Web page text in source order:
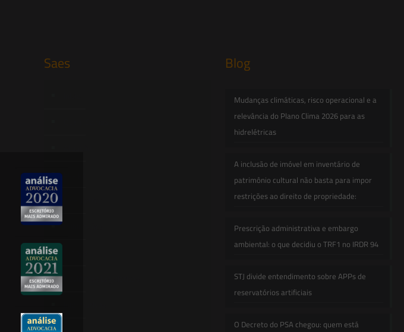
Saes Blog
Mudanças climáticas, risco operacional e a
relevância do Plano Clima 2026 para as
hidrelétricas
A inclusão de imóvel em inventário de
patrimônio cultural não basta para impor
restrições ao direito de propriedade:
Prescrição administrativa e embargo
ambiental: o que decidiu o TRF1 no IRDR 94
STJ divide entendimento sobre APPs de
reservatórios artificiais
O Decreto do PSA chegou: quem está